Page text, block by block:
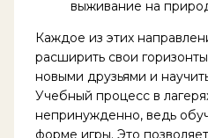
выживание на
Каждое из этих
расширить свои
новыми друзьями и
Учебный процесс в
непринужденно, ведь
форме игры. Это